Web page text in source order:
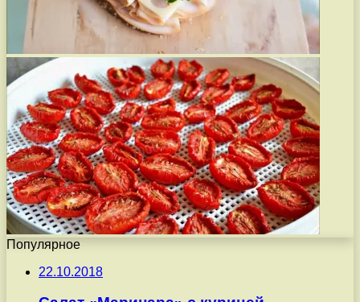
Популярное
22.10.2018